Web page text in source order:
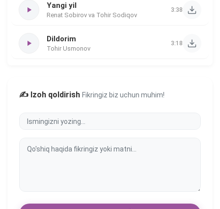
Yangi yil
Renat Sobirov va Tohir Sodiqov
3:38
Dildorim
Tohir Usmonov
3:18
✍️ Izoh qoldirish Fikringiz biz uchun muhim!